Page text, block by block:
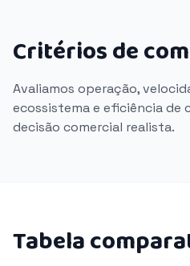
Critérios de
Avaliamos operação,
ecossistema e eficiência de
decisão comercial realista.
Tabela